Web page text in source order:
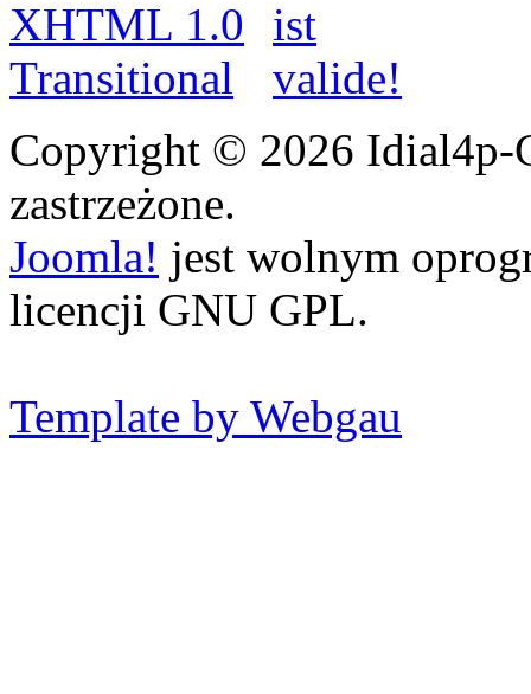
Copyright © 2026 Idial4p-
zastrzeżone.
Joomla! jest wolnym
licencji GNU GPL.
Template by Webgau